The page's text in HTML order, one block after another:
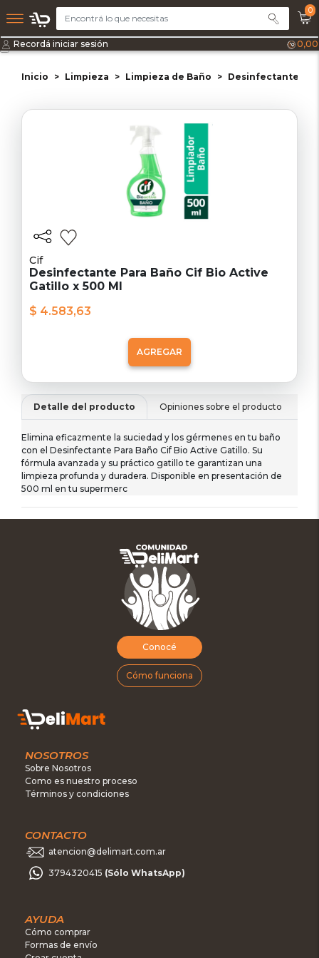
0
Recordá iniciar sesión 0,00
Inicio Limpieza Limpieza de Baño Desinfectantes
Cif
Desinfectante Para Baño Cif Bio Active
Gatillo x 500 Ml
$ 4.583,63
AGREGAR
Detalle del producto Opiniones sobre el producto
Elimina eficazmente la suciedad y los gérmenes en tu baño
con el Desinfectante Para Baño Cif Bio Active Gatillo. Su
fórmula avanzada y su práctico gatillo te garantizan una
limpieza profunda y duradera. Disponible en presentación de
500 ml en tu supermerc
Conocé
Cómo funciona
NOSOTROS
Sobre Nosotros
Como es nuestro proceso
Términos y condiciones
CONTACTO
atencion@delimart.com.ar
3794320415 (Sólo WhatsApp)
AYUDA
Cómo comprar
Formas de envío